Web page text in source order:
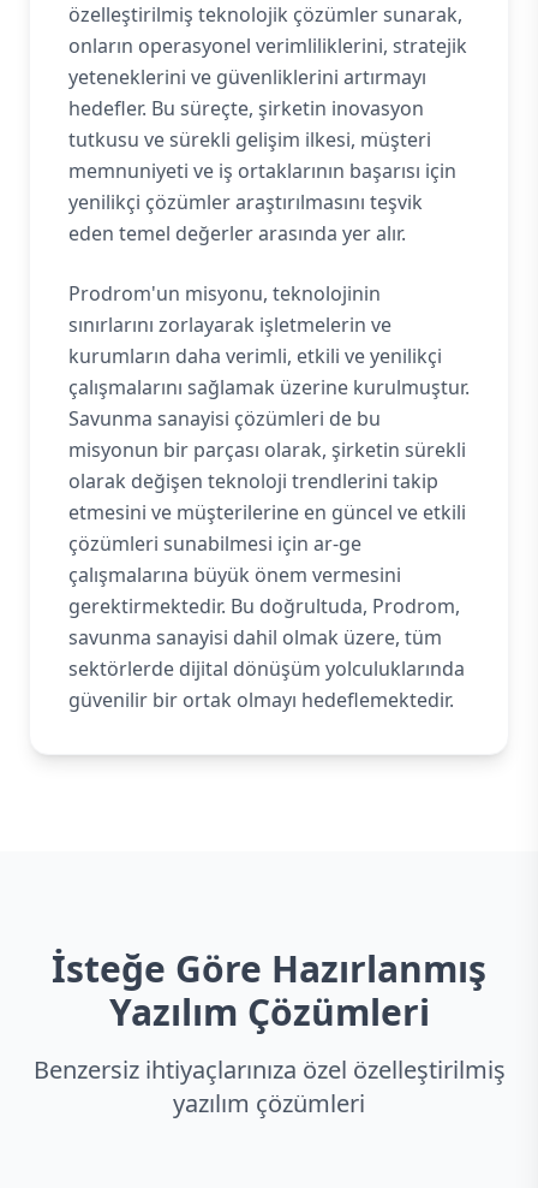
özelleştirilmiş teknolojik çözümler sunarak,
onların operasyonel verimliliklerini, stratejik
yeteneklerini ve güvenliklerini artırmayı
hedefler. Bu süreçte, şirketin inovasyon
tutkusu ve sürekli gelişim ilkesi, müşteri
memnuniyeti ve iş ortaklarının başarısı için
yenilikçi çözümler araştırılmasını teşvik
eden temel değerler arasında yer alır.
Prodrom'un misyonu, teknolojinin
sınırlarını zorlayarak işletmelerin ve
kurumların daha verimli, etkili ve yenilikçi
çalışmalarını sağlamak üzerine kurulmuştur.
Savunma sanayisi çözümleri de bu
misyonun bir parçası olarak, şirketin sürekli
olarak değişen teknoloji trendlerini takip
etmesini ve müşterilerine en güncel ve etkili
çözümleri sunabilmesi için ar-ge
çalışmalarına büyük önem vermesini
gerektirmektedir. Bu doğrultuda, Prodrom,
savunma sanayisi dahil olmak üzere, tüm
sektörlerde dijital dönüşüm yolculuklarında
güvenilir bir ortak olmayı hedeflemektedir.
İsteğe Göre Hazırlanmış
Yazılım Çözümleri
Benzersiz ihtiyaçlarınıza özel özelleştirilmiş
yazılım çözümleri